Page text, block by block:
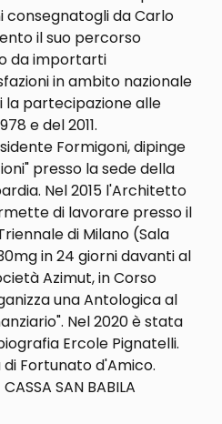
consegnatogli da Carlo
il suo percorso
da importarti
in ambito nazionale
la partecipazione alle
e del 2011.
Formigoni, dipinge
presso la sede della
Nel 2015 l'Architetto
di lavorare presso il
di Milano (Sala
in 24 giorni davanti al
Azimut, in Corso
una Antologica al
Nel 2020 è stata
Ercole Pignatelli.
Fortunato d'Amico.
SAN BABILA